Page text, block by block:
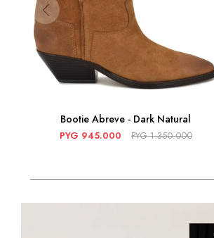
Bootie Abreve - Dark Natural
PYG 945.000 PYG 1.350.000